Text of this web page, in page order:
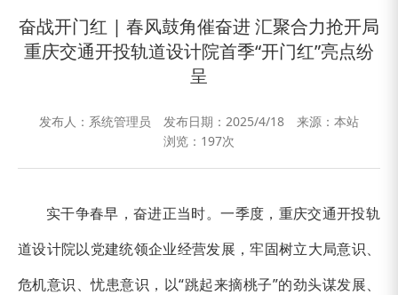
奋战开门红 | 春风鼓角催奋进 汇聚合力抢开局
重庆交通开投轨道设计院首季“开门红”亮点纷
呈
发布人：系统管理员 发布日期：2025/4/18
来源：本站
浏览： 197次
实干争春早，奋进正当时。一季度，重庆交通开投轨
道设计院以党建统领企业经营发展，牢固树立大局意识、
危机意识、忧患意识，以“跳起来摘桃子”的劲头谋发展、